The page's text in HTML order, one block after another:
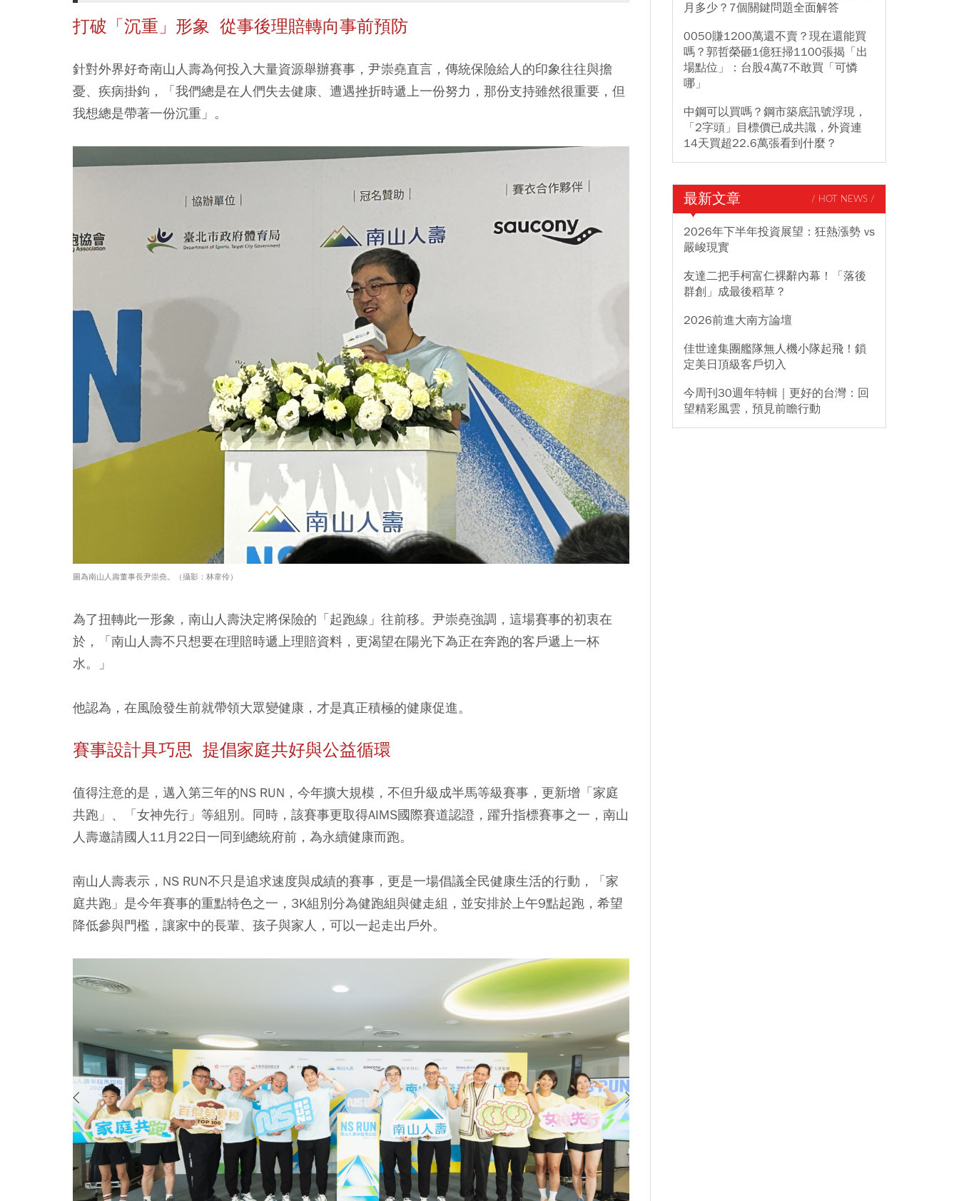
打破「沉重」形象 從事後理賠轉向事前預防
針對外界好奇南山人壽為何投入大量資源舉辦賽事，尹崇堯直言，傳統保險給人的印象往往與擔
憂、疾病掛鉤，「我們總是在人們失去健康、遭遇挫折時遞上一份努力，那份支持雖然很重要，但
我想總是帶著一份沉重」。
圖為南山人壽董事長尹崇堯。（攝影：林韋伶）
為了扭轉此一形象，南山人壽決定將保險的「起跑線」往前移。尹崇堯強調，這場賽事的初衷在
於，「南山人壽不只想要在理賠時遞上理賠資料，更渴望在陽光下為正在奔跑的客戶遞上一杯
水。」
他認為，在風險發生前就帶領大眾變健康，才是真正積極的健康促進。
賽事設計具巧思 提倡家庭共好與公益循環
值得注意的是，邁入第三年的NS RUN，今年擴大規模，不但升級成半馬等級賽事，更新增「家庭
共跑」、「女神先行」等組別。同時，該賽事更取得AIMS國際賽道認證，躍升指標賽事之一，南山
人壽邀請國人11月22日一同到總統府前，為永續健康而跑。
南山人壽表示，NS RUN不只是追求速度與成績的賽事，更是一場倡議全民健康生活的行動，「家
庭共跑」是今年賽事的重點特色之一，3K組別分為健跑組與健走組，並安排於上午9點起跑，希望
降低參與門檻，讓家中的長輩、孩子與家人，可以一起走出戶外。
月多少？7個關鍵問題全面解答
0050賺1200萬還不賣？現在還能買
嗎？郭哲榮砸1億狂掃1100張揭「出
場點位」：台股4萬7不敢買「可憐
哪」
中鋼可以買嗎？鋼市築底訊號浮現，
「2字頭」目標價已成共識，外資連
14天買超22.6萬張看到什麼？
最新文章 / HOT NEWS /
2026年下半年投資展望：狂熱漲勢 vs
嚴峻現實
友達二把手柯富仁裸辭內幕！「落後
群創」成最後稻草？
2026前進大南方論壇
佳世達集團艦隊無人機小隊起飛！鎖
定美日頂級客戶切入
今周刊30週年特輯｜更好的台灣：回
望精彩風雲，預見前瞻行動